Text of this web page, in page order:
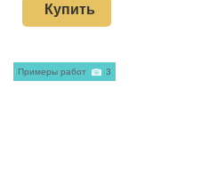
Купить
Примеры работ 3